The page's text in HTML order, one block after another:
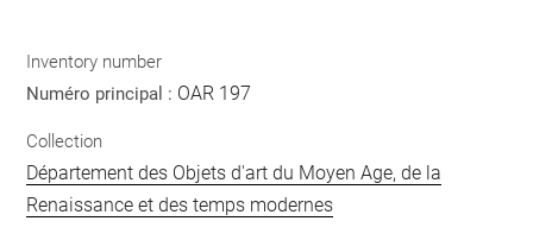
Inventory number
Numéro principal : OAR 197
Collection
Département des Objets d'art du Moyen Age, de la
Renaissance et des temps modernes